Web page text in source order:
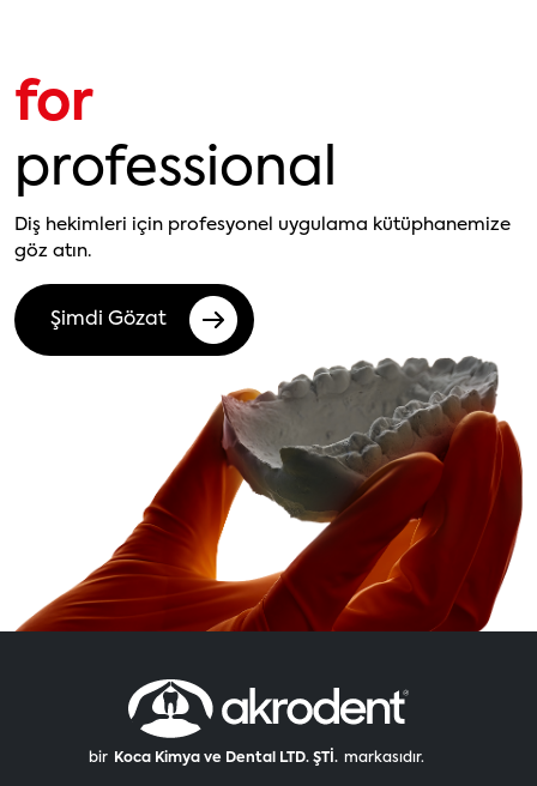
for
professional
Diş hekimleri için profesyonel uygulama kütüphanemize
göz atın.
Şimdi Gözat
bir Koca Kimya ve Dental LTD. ŞTİ. markasıdır.